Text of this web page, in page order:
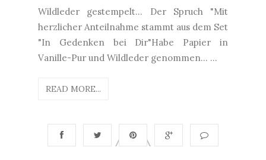
Wildleder gestempelt... Der Spruch "Mit
herzlicher Anteilnahme stammt aus dem Set
"In Gedenken bei Dir"Habe Papier in
Vanille-Pur und Wildleder genommen... ...
READ MORE...